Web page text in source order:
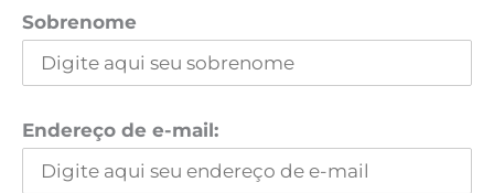
Sobrenome
Endereço de e-mail: